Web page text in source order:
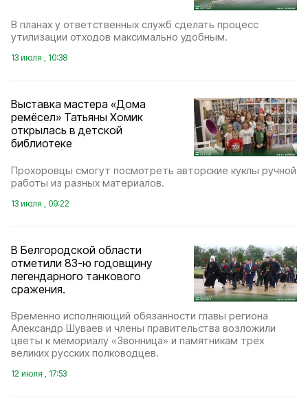
В планах у ответственных служб сделать процесс
утилизации отходов максимально удобным.
13 июля , 10:38
Выставка мастера «Дома
ремёсел» Татьяны Хомик
открылась в детской
библиотеке
Прохоровцы смогут посмотреть авторские куклы ручной
работы из разных материалов.
13 июля , 09:22
В Белгородской области
отметили 83-ю годовщину
легендарного танкового
сражения.
Временно исполняющий обязанности главы региона
Александр Шуваев и члены правительства возложили
цветы к мемориалу «Звонница» и памятникам трёх
великих русских полководцев.
12 июля , 17:53